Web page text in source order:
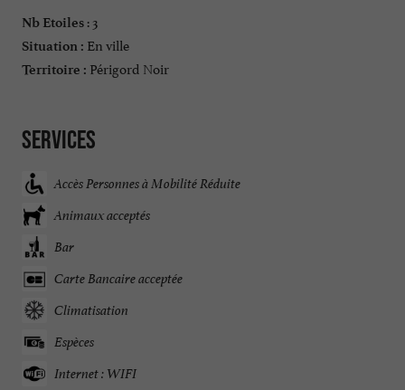
Nb Etoiles : 3
Situation : En ville
Territoire : Périgord Noir
Services
Accès Personnes à Mobilité Réduite
Animaux acceptés
Bar
Carte Bancaire acceptée
Climatisation
Espèces
Internet : WIFI